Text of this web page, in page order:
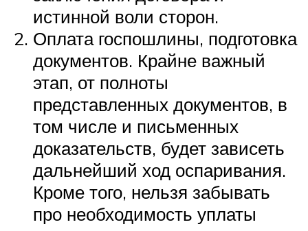
истинной воли сторон.
Оплата госпошлины, подготовка
документов. Крайне важный
этап, от полноты
представленных документов, в
том числе и письменных
доказательств, будет зависеть
дальнейший ход оспаривания.
Кроме того, нельзя забывать
про необходимость уплаты